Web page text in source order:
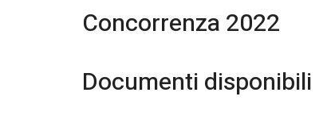
Concorrenza 2022
Documenti disponibili